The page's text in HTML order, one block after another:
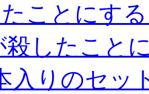
ことにす
殺したこと
入りのセッ